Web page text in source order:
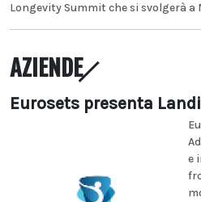
Longevity Summit che si svolgerà a
AZIENDE
Eurosets presenta
e